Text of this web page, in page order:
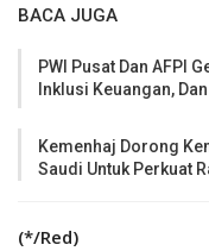
BACA JUGA
PWI Pusat Dan AFPI
Inklusi Keuangan,
Kemenhaj Dorong
Saudi Untuk Perkuat
(*/Red)